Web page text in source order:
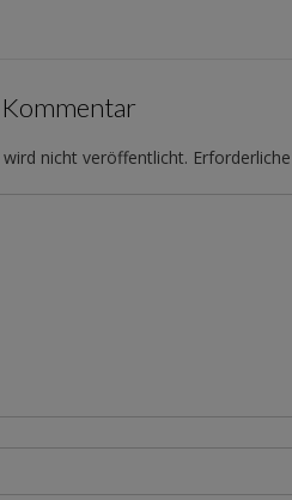
nicht veröffentlicht.